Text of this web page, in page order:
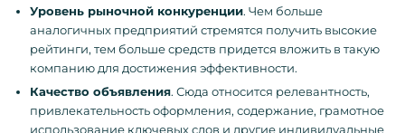
Уровень рыночной конкуренции. Чем больше
аналогичных предприятий стремятся получить высокие
рейтинги, тем больше средств придется вложить в такую
компанию для достижения эффективности.
Качество объявления. Сюда относится релевантность,
привлекательность оформления, содержание, грамотное
использование ключевых слов и другие индивидуальные